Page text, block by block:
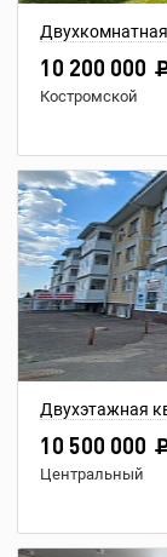
10 200 000
Костромской
10 500 000
Центральный